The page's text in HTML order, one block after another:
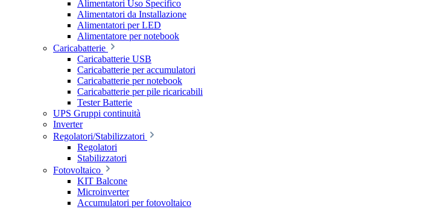
Alimentatori Uso Specifico
Alimentatori da Installazione
Alimentatori per LED
Alimentatore per notebook
Caricabatterie
Caricabatterie USB
Caricabatterie per accumulatori
Caricabatterie per notebook
Caricabatterie per pile ricaricabili
Tester Batterie
UPS Gruppi continuità
Inverter
Regolatori/Stabilizzatori
Regolatori
Stabilizzatori
Fotovoltaico
KIT Balcone
Microinverter
Accumulatori per fotovoltaico